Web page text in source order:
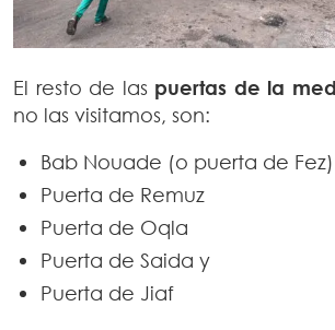
El resto de las puertas de la
no las visitamos, son:
Bab Nouade (o puerta de Fez)
Puerta de Remuz
Puerta de Oqla
Puerta de Saida y
Puerta de Jiaf